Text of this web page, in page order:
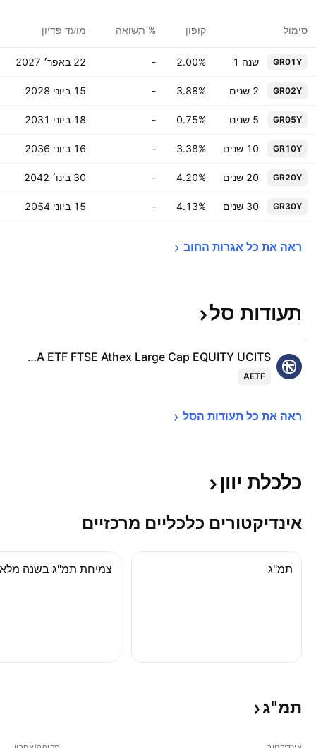
סימול קופון % תשואה מועד פדיון
GR01Y שנה ‎1‎ 2.00%
- 22 באפר׳ 2027
GR02Y ‎2‎ שנים 3.88%
- 15 ביוני 2028
GR05Y ‎5‎ שנים 0.75%
- 18 ביוני 2031
GR10Y ‎10‎ שנים 3.38%
- 16 ביוני 2036
GR20Y ‎20‎ שנים 4.20%
- 30 בינו׳ 2042
GR30Y ‎30‎ שנים 4.13%
- 15 ביוני 2054
ראה את כל אגרות החוב
תעודות סל
ALPHA ETF FTSE Athex Large Cap EQUITY UCITS
AETF
ראה את כל תעודות הסל
כלכלת יוון
אינדיקטורים כלכליים מרכזיים
תמ"ג צמיחת תמ"ג בשנה
תמ"ג